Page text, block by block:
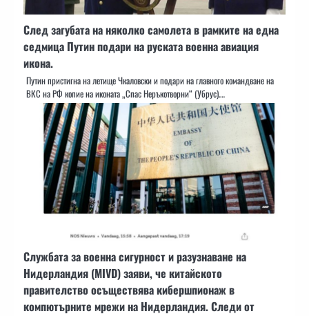
След загубата на няколко самолета в рамките на една
седмица Путин подари на руската военна авиация
икона.
Путин пристигна на летище Чкаловски и подари на главного командване на
ВКС на РФ копие на иконата „Спас Неръкотворни“ (Убрус).…
Службата за военна сигурност и разузнаване на
Нидерландия (MIVD) заяви, че китайското
правителство осъществява кибершпионаж в
компютърните мрежи на Нидерландия. Следи от